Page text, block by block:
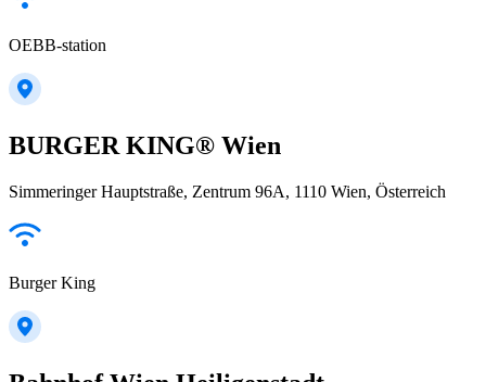
OEBB-station
BURGER KING® Wien
Simmeringer Hauptstraße, Zentrum 96A, 1110 Wien, Österreich
Burger King